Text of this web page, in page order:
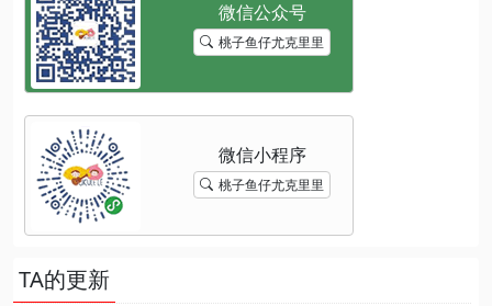
桃子鱼仔尤克里里
桃子鱼仔尤克里里
TA的更新